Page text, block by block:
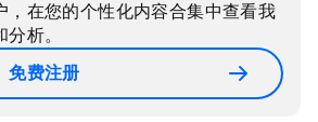
，在您的个性化内容合集中查看我
析。
免费注册